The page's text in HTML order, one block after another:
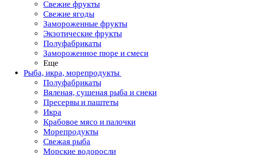
Свежие фрукты
Свежие ягоды
Замороженные фрукты
Экзотические фрукты
Полуфабрикаты
Замороженное пюре и смеси
Еще
Рыба, икра, морепродукты
Полуфабрикаты
Вяленая, сушеная рыба и снеки
Пресервы и паштеты
Икра
Крабовое мясо и палочки
Морепродукты
Свежая рыба
Морские водоросли